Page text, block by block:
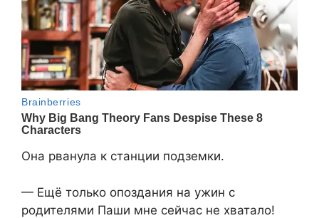
Она рванула к станции подземки.
— Ещё только опоздания на ужин с
родителями Паши мне сейчас не хватало!